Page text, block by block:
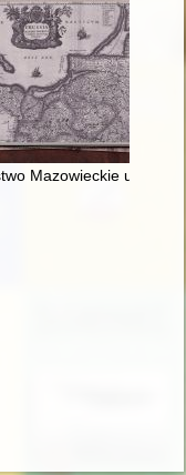
kapłaństwa w
Mazowieckie u progu